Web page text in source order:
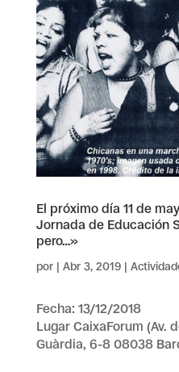
El próximo día 11 de
Jornada de Educación
pero…»
por | Abr 3, 2019|
Fecha: 13/12/2018
Lugar CaixaForum (Av.
Guàrdia, 6-8 08038